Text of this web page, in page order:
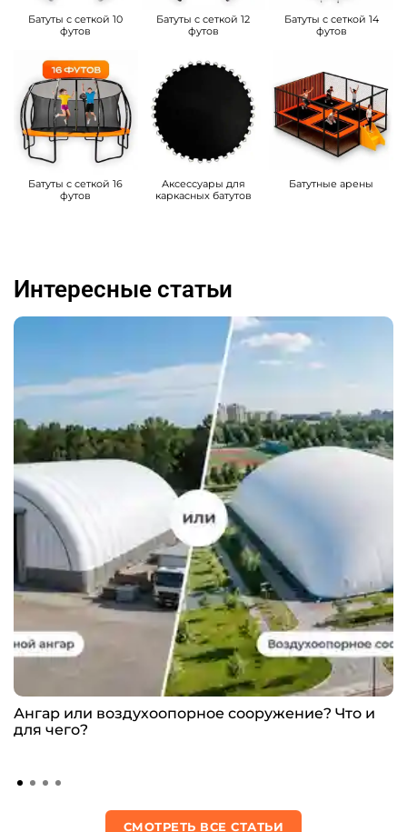
Батуты с сеткой 10
футов
Батуты с сеткой 12
футов
Батуты с сеткой 14
футов
Батуты с сеткой 16
футов
Аксессуары для
каркасных батутов
Батутные арены
Интересные статьи
Ангар или воздухоопорное сооружение? Что и
для чего?
СМОТРЕТЬ ВСЕ СТАТЬИ